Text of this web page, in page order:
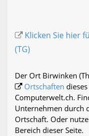
Klicken Sie hier
(TG)
Der Ort Birwinken
Ortschaften
Computerwelt.ch.
Unternehmen durch
Ortschaft. Oder
Bereich dieser Seite.